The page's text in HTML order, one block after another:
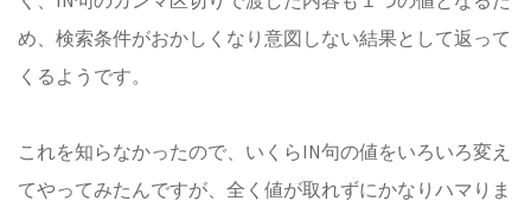
め、検索条件がおかしくなり意図しない結果として返って
くるようです。
これを知らなかったので、いくらIN句の値をいろいろ変え
てやってみたんですが、全く値が取れずにかなりハマりま